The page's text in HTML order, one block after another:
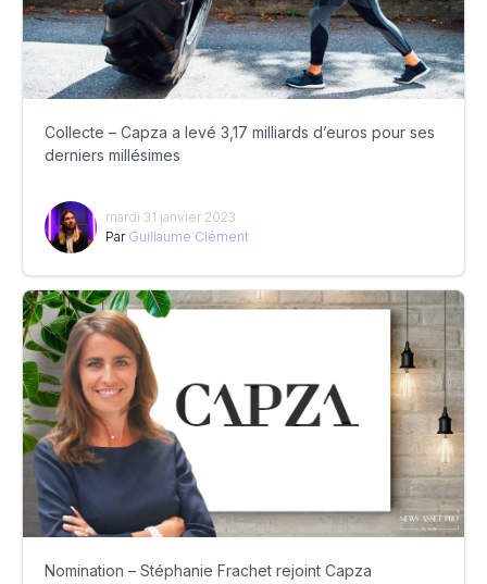
Collecte – Capza a levé 3,17 milliards d’euros pour ses
derniers millésimes
mardi 31 janvier 2023
Par Guillaume Clément
Nomination – Stéphanie Frachet rejoint Capza